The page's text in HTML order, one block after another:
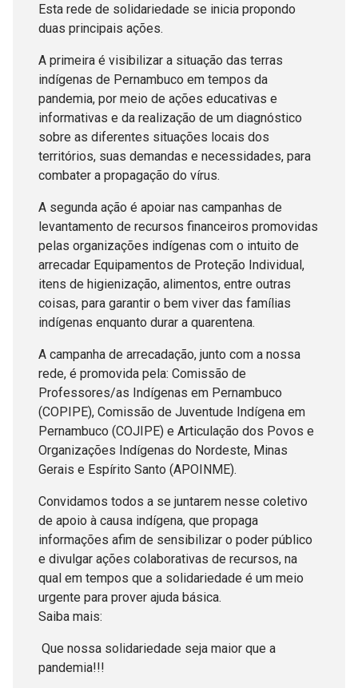
Esta rede de solidariedade se inicia propondo
duas principais ações.
A primeira é visibilizar a situação das terras
indígenas de Pernambuco em tempos da
pandemia, por meio de ações educativas e
informativas e da realização de um diagnóstico
sobre as diferentes situações locais dos
territórios, suas demandas e necessidades, para
combater a propagação do vírus.
A segunda ação é apoiar nas campanhas de
levantamento de recursos financeiros promovidas
pelas organizações indígenas com o intuito de
arrecadar Equipamentos de Proteção Individual,
itens de higienização, alimentos, entre outras
coisas, para garantir o bem viver das famílias
indígenas enquanto durar a quarentena.
A campanha de arrecadação, junto com a nossa
rede, é promovida pela: Comissão de
Professores/as Indígenas em Pernambuco
(COPIPE), Comissão de Juventude Indígena em
Pernambuco (COJIPE) e Articulação dos Povos e
Organizações Indígenas do Nordeste, Minas
Gerais e Espírito Santo (APOINME).
Convidamos todos a se juntarem nesse coletivo
de apoio à causa indígena, que propaga
informações afim de sensibilizar o poder público
e divulgar ações colaborativas de recursos, na
qual em tempos que a solidariedade é um meio
urgente para prover ajuda básica.
Saiba mais:
Que nossa solidariedade seja maior que a
pandemia!!!